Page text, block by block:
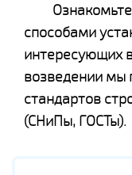
способами
интересующих
возведении мы
стандартов
(СНиПы, ГОСТы).